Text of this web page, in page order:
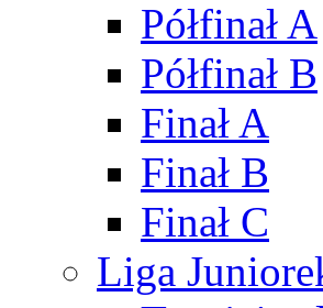
Półfinał A
Półfinał B
Finał A
Finał B
Finał C
Liga